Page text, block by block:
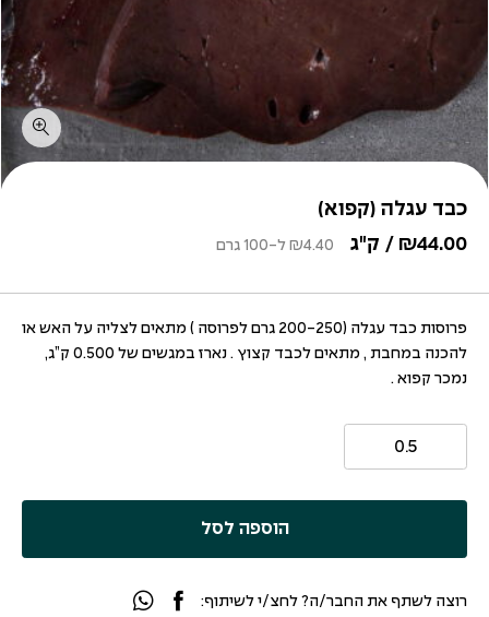
כבד עגלה (קפוא)
₪44.00 / ק"ג ₪4.40 ל-100 גרם
פרוסות כבד עגלה (200-250 גרם לפרוסה ) מתאים לצליה על האש או
להכנה במחבת , מתאים לכבד קצוץ . נארז במגשים של 0.500 ק”ג,
נמכר קפוא .
הוספה לסל
רוצה לשתף את החבר/ה? לחצ/י לשיתוף: